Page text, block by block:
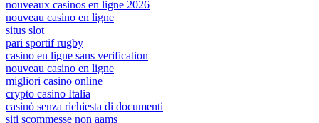
nouveaux casinos en ligne 2026
nouveau casino en ligne
situs slot
pari sportif rugby
casino en ligne sans verification
nouveau casino en ligne
migliori casino online
crypto casino Italia
casinò senza richiesta di documenti
siti scommesse non aams